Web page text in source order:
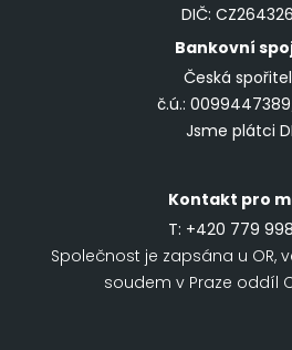
DIČ:
Bankovní
Česká
č.ú.:
Jsme plátci
Kontakt pro
T: +420 779
Společnost je zapsána u OR,
soudem v Praze oddíl